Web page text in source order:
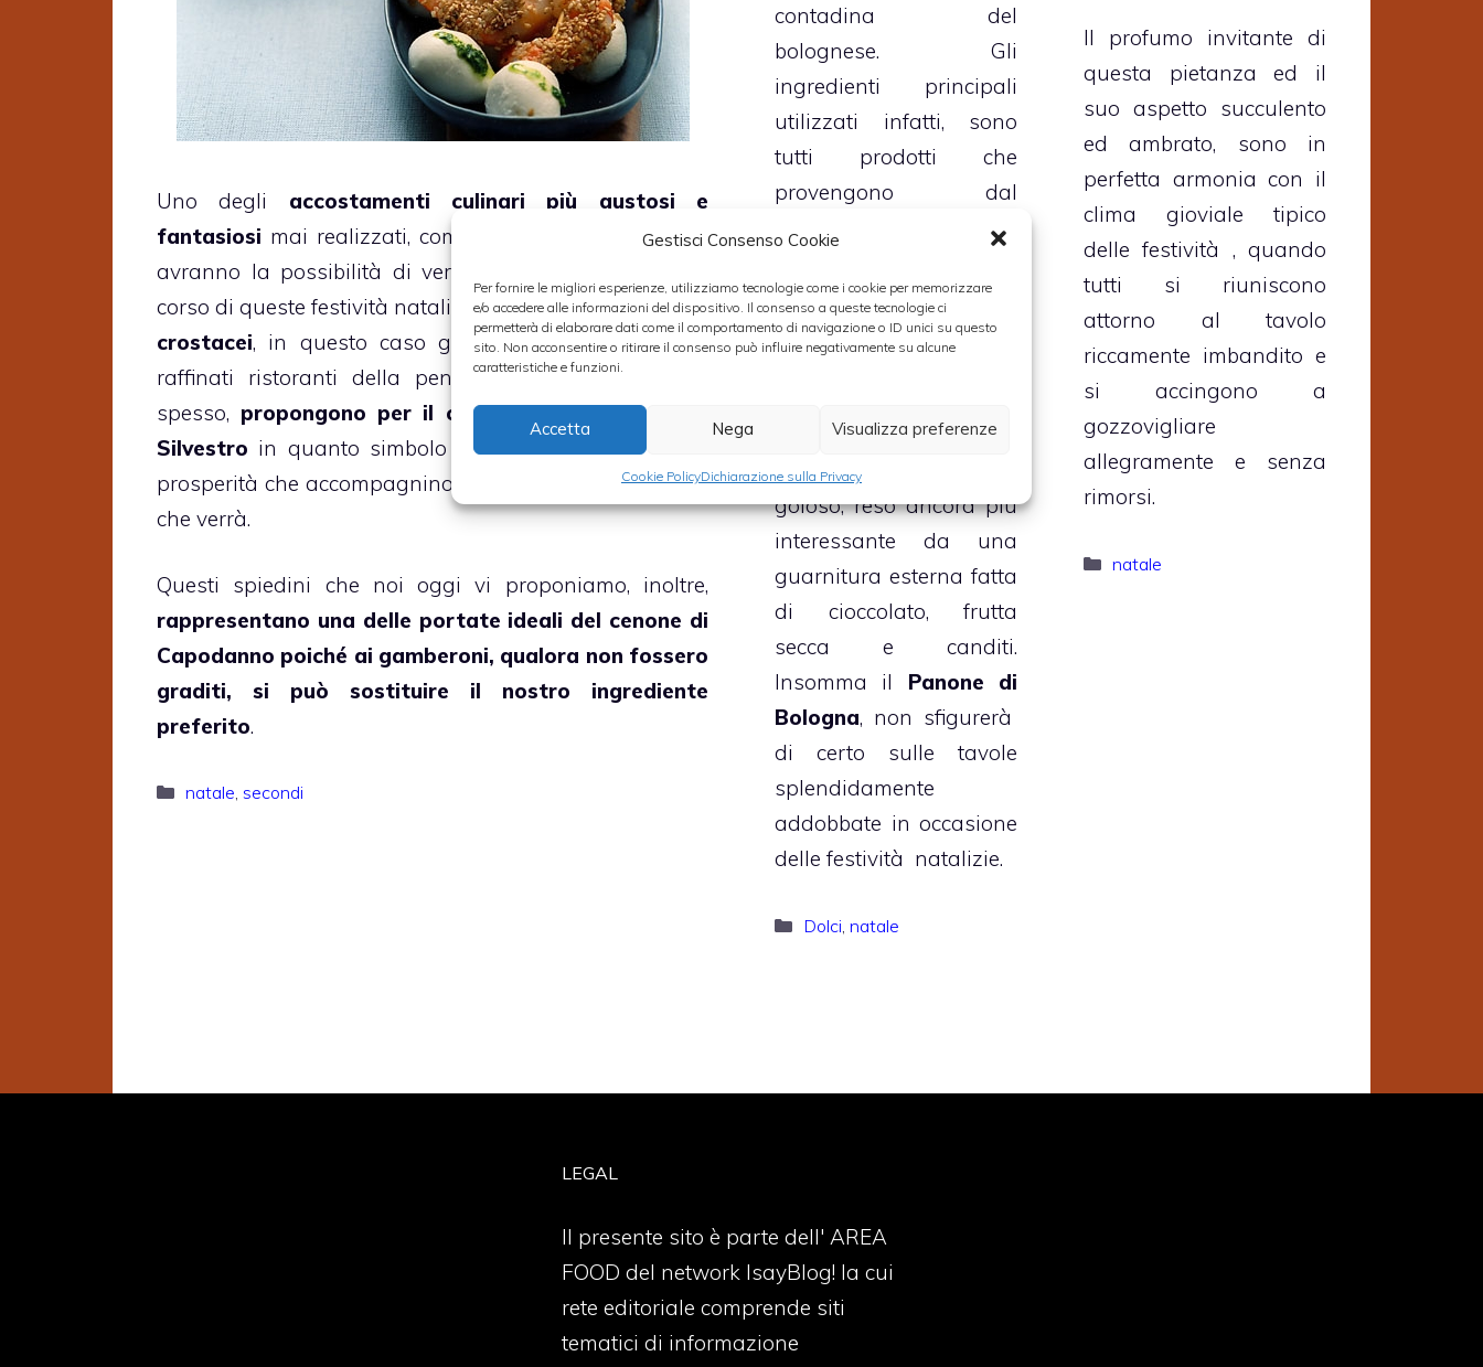
Gestisci Consenso Cookie
Per fornire le migliori esperienze, utilizziamo tecnologie come i cookie per memorizzare
e/o accedere alle informazioni del dispositivo. Il consenso a queste tecnologie ci
permetterà di elaborare dati come il comportamento di navigazione o ID unici su questo
sito. Non acconsentire o ritirare il consenso può influire negativamente su alcune
caratteristiche e funzioni.
Accetta Nega Visualizza preferenze
Cookie PolicyDichiarazione sulla Privacy
Uno degli accostamenti culinari più gustosi e
fantasiosi mai realizzati, come molti avranno avuto o
avranno la possibilità di verificare personalmente nel
corso di queste festività natalizie,è quello tra polenta e
crostacei, in questo caso gamberoni, che moltissimi
raffinati ristoranti della penisola, ormai sempre più
spesso, propongono per il cenone della notte di S.
Silvestro in quanto simbolo augurale di semplicità e
prosperità che accompagnino il commensale per l’anno
che verrà.
Questi spiedini che noi oggi vi proponiamo, inoltre,
rappresentano una delle portate ideali del cenone di
Capodanno poiché ai gamberoni, qualora non fossero
graditi, si può sostituire il nostro ingrediente
preferito.
Categorie
natale, secondi
contadina del
bolognese. Gli
ingredienti principali
utilizzati infatti, sono
tutti prodotti che
provengono dal
territorio dell`Emilia-
deliziosa mostarda di
mele cotogne, il miele
Il Panone è un dolce
dall`aspetto invitante e
goloso, reso ancora più
interessante da una
guarnitura esterna fatta
di cioccolato, frutta
secca e canditi.
Insomma il Panone di
Bologna, non sfigurerà
di certo sulle tavole
splendidamente
addobbate in occasione
delle festività natalizie.
Categorie
Dolci natale
Il profumo invitante di
questa pietanza ed il
suo aspetto succulento
ed ambrato, sono in
perfetta armonia con il
clima gioviale tipico
delle festività , quando
tutti si riuniscono
attorno al tavolo
riccamente imbandito e
si accingono a
gozzovigliare
allegramente e senza
rimorsi.
Categorie
natale
LEGAL
Il presente sito è parte dell' AREA
FOOD del network IsayBlog! la cui
rete editoriale comprende siti
tematici di informazione